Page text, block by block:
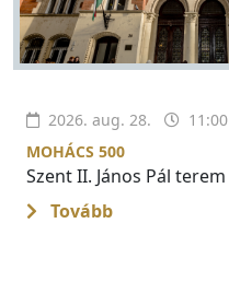
2026. aug. 28.
11:00
MOHÁCS 500
Szent II. János Pál terem
Tovább